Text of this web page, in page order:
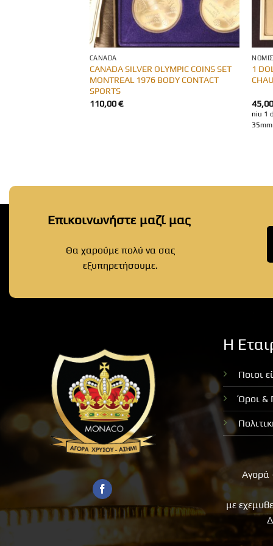
CANADA
CANADA SILVER OLYMPIC COINS SET
MONTREAL 1976 BODY CONTACT
SPORTS
110,00€
1
niu 1
Επικοινωνήστε μαζί μας
Θα χαρούμε πολύ να σας
εξυπηρετήσουμε.
Η
Ποιοι
Όροι &
Αγορά
με